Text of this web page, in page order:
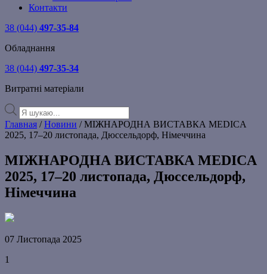
Контакти
38 (044) 497-35-84
Обладнання
38 (044) 497-35-34
Витратні матеріали
Products
search
Главная /Новини / МІЖНАРОДНА ВИСТАВКА MEDICA
2025, 17–20 листопада, Дюссельдорф, Німеччина
МІЖНАРОДНА ВИСТАВКА MEDICA
2025, 17–20 листопада, Дюссельдорф,
Німеччина
07 Листопада 2025
1